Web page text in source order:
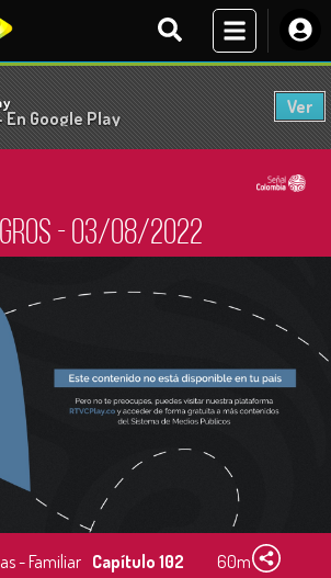
En Google Play
Ver
- 03/08/2022
- Familiar Capítulo 102
60m